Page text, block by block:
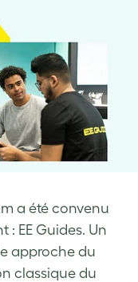
a été convenu
: EE Guides. Un
approche du
classique du